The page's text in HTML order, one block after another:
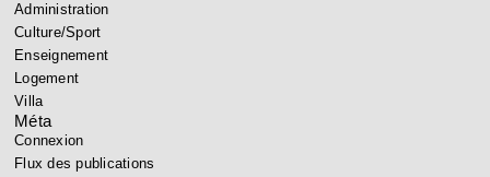
Administration
Culture/Sport
Enseignement
Logement
Villa
Méta
Connexion
Flux des publications